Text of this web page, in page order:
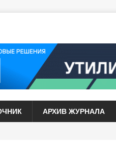
АРХИВ ЖУРНАЛА